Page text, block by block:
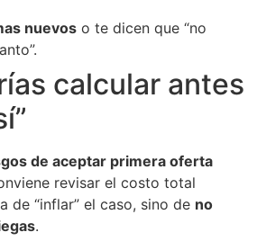
nuevos o te dicen que “no
calcular antes
de aceptar primera oferta
revisar el costo total
de “inflar” el caso, sino de no
.